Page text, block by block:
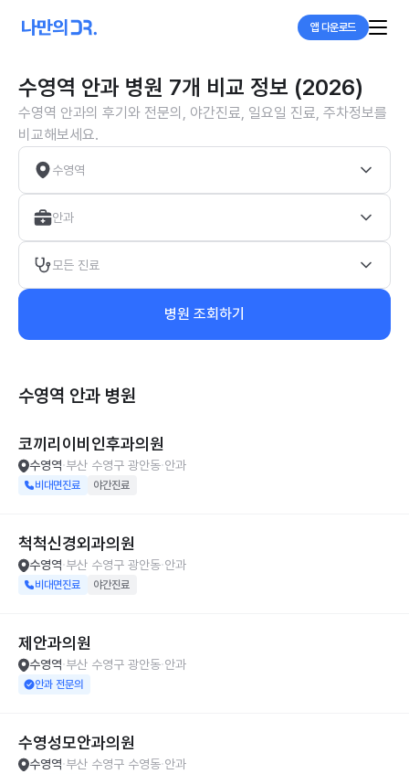
앱 다운로드
수영역 안과 병원 7개 비교 정보 (2026)
수영역 안과의 후기와 전문의, 야간진료, 일요일 진료, 주차정보를
비교해보세요.
수영역
안과
모든 진료
병원 조회하기
수영역 안과 병원
코끼리이비인후과의원
수영역 부산 수영구 광안동 안과
비대면진료 야간진료
척척신경외과의원
수영역 부산 수영구 광안동 안과
비대면진료 야간진료
제안과의원
수영역 부산 수영구 광안동 안과
안과 전문의
수영성모안과의원
수영역 부산 수영구 수영동 안과